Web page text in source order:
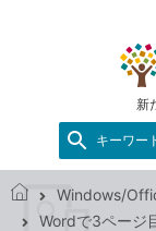
新
キーワー
で
Windows/
Wordで3ページ